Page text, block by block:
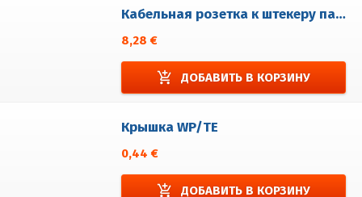
Кабельная розетка к штекеру панели WP5/HEM
8,28 €
add_shopping_cart ДОБАВИТЬ В КОРЗИНУ
Крышка WP/TE
0,44 €
add_shopping_cart ДОБАВИТЬ В КОРЗИНУ